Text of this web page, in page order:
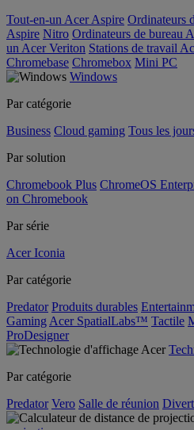
Tout-en-un Acer Aspire Ordinateurs
Aspire Nitro Ordinateurs de bureau
un Acer Veriton Stations de travail
Chromebase Chromebox Mini PC
Windows
Par catégorie
Business Cloud gaming Tous les
Par solution
Chromebook Plus ChromeOS
on Chromebook
Par série
Acer Iconia
Par catégorie
Predator Produits durables
Gaming Acer SpatialLabs™ Tactile
ProDesigner
Par catégorie
Predator Vero Salle de réunion